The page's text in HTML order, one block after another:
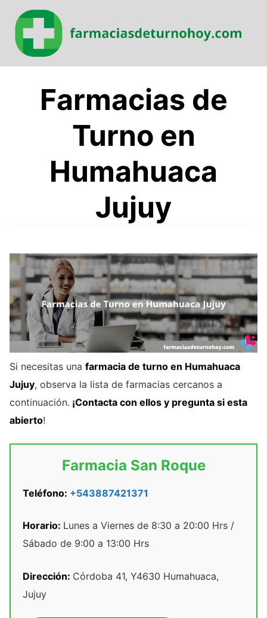
contenido
Farmacias de
Turno en
Humahuaca
Jujuy
Si necesitas una farmacia de turno en Humahuaca
Jujuy, observa la lista de farmacias cercanos a
continuación. ¡Contacta con ellos y pregunta si esta
abierto!
Farmacia San Roque
Teléfono: +543887421371
Horario: Lunes a Viernes de 8:30 a 20:00 Hrs /
Sábado de 9:00 a 13:00 Hrs
Dirección: Córdoba 41, Y4630 Humahuaca,
Jujuy